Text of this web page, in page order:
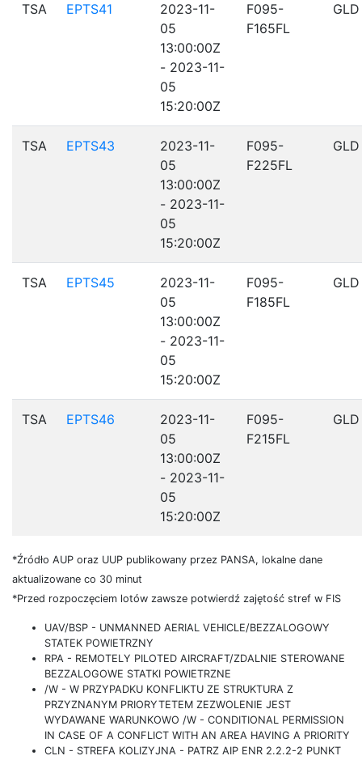
TSA EPTS41
2023-11-
05
13:00:00Z
- 2023-11-
05
15:20:00Z
F095-
F165FL
GLD
TSA EPTS43
2023-11-
05
13:00:00Z
- 2023-11-
05
15:20:00Z
F095-
F225FL
GLD
TSA EPTS45
2023-11-
05
13:00:00Z
- 2023-11-
05
15:20:00Z
F095-
F185FL
GLD
TSA EPTS46
2023-11-
05
13:00:00Z
- 2023-11-
05
15:20:00Z
F095-
F215FL
GLD
*Źródło AUP oraz UUP publikowany przez PANSA, lokalne dane
aktualizowane co 30 minut
*Przed rozpoczęciem lotów zawsze potwierdź zajętość stref w FIS
UAV/BSP - UNMANNED AERIAL VEHICLE/BEZZALOGOWY
STATEK POWIETRZNY
RPA - REMOTELY PILOTED AIRCRAFT/ZDALNIE STEROWANE
BEZZALOGOWE STATKI POWIETRZNE
/W - W PRZYPADKU KONFLIKTU ZE STRUKTURA Z
PRZYZNANYM PRIORYTETEM ZEZWOLENIE JEST
WYDAWANE WARUNKOWO /W - CONDITIONAL PERMISSION
IN CASE OF A CONFLICT WITH AN AREA HAVING A PRIORITY
CLN - STREFA KOLIZYJNA - PATRZ AIP ENR 2.2.2-2 PUNKT